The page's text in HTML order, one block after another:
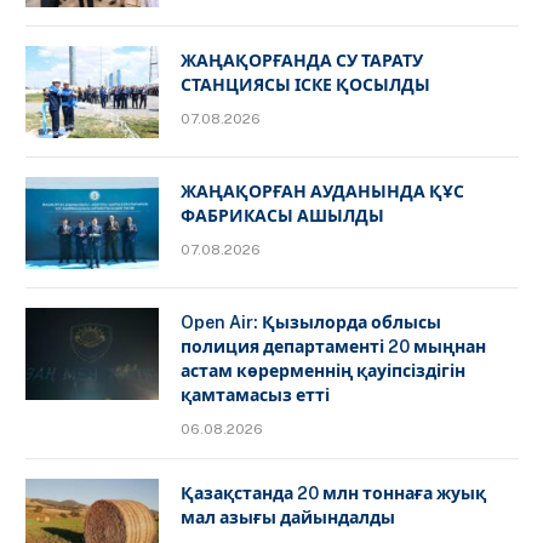
ЖАҢАҚОРҒАНДА СУ ТАРАТУ
СТАНЦИЯСЫ ІСКЕ ҚОСЫЛДЫ
07.08.2026
ЖАҢАҚОРҒАН АУДАНЫНДА ҚҰС
ФАБРИКАСЫ АШЫЛДЫ
07.08.2026
Open Air: Қызылорда облысы
полиция департаменті 20 мыңнан
астам көрерменнің қауіпсіздігін
қамтамасыз етті
06.08.2026
Қазақстанда 20 млн тоннаға жуық
мал азығы дайындалды